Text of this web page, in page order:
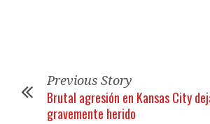
Previous Story
Brutal agresión en Kansas City
gravemente herido